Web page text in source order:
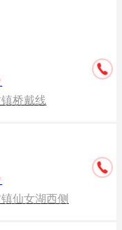
桥戴线
仙女湖西侧